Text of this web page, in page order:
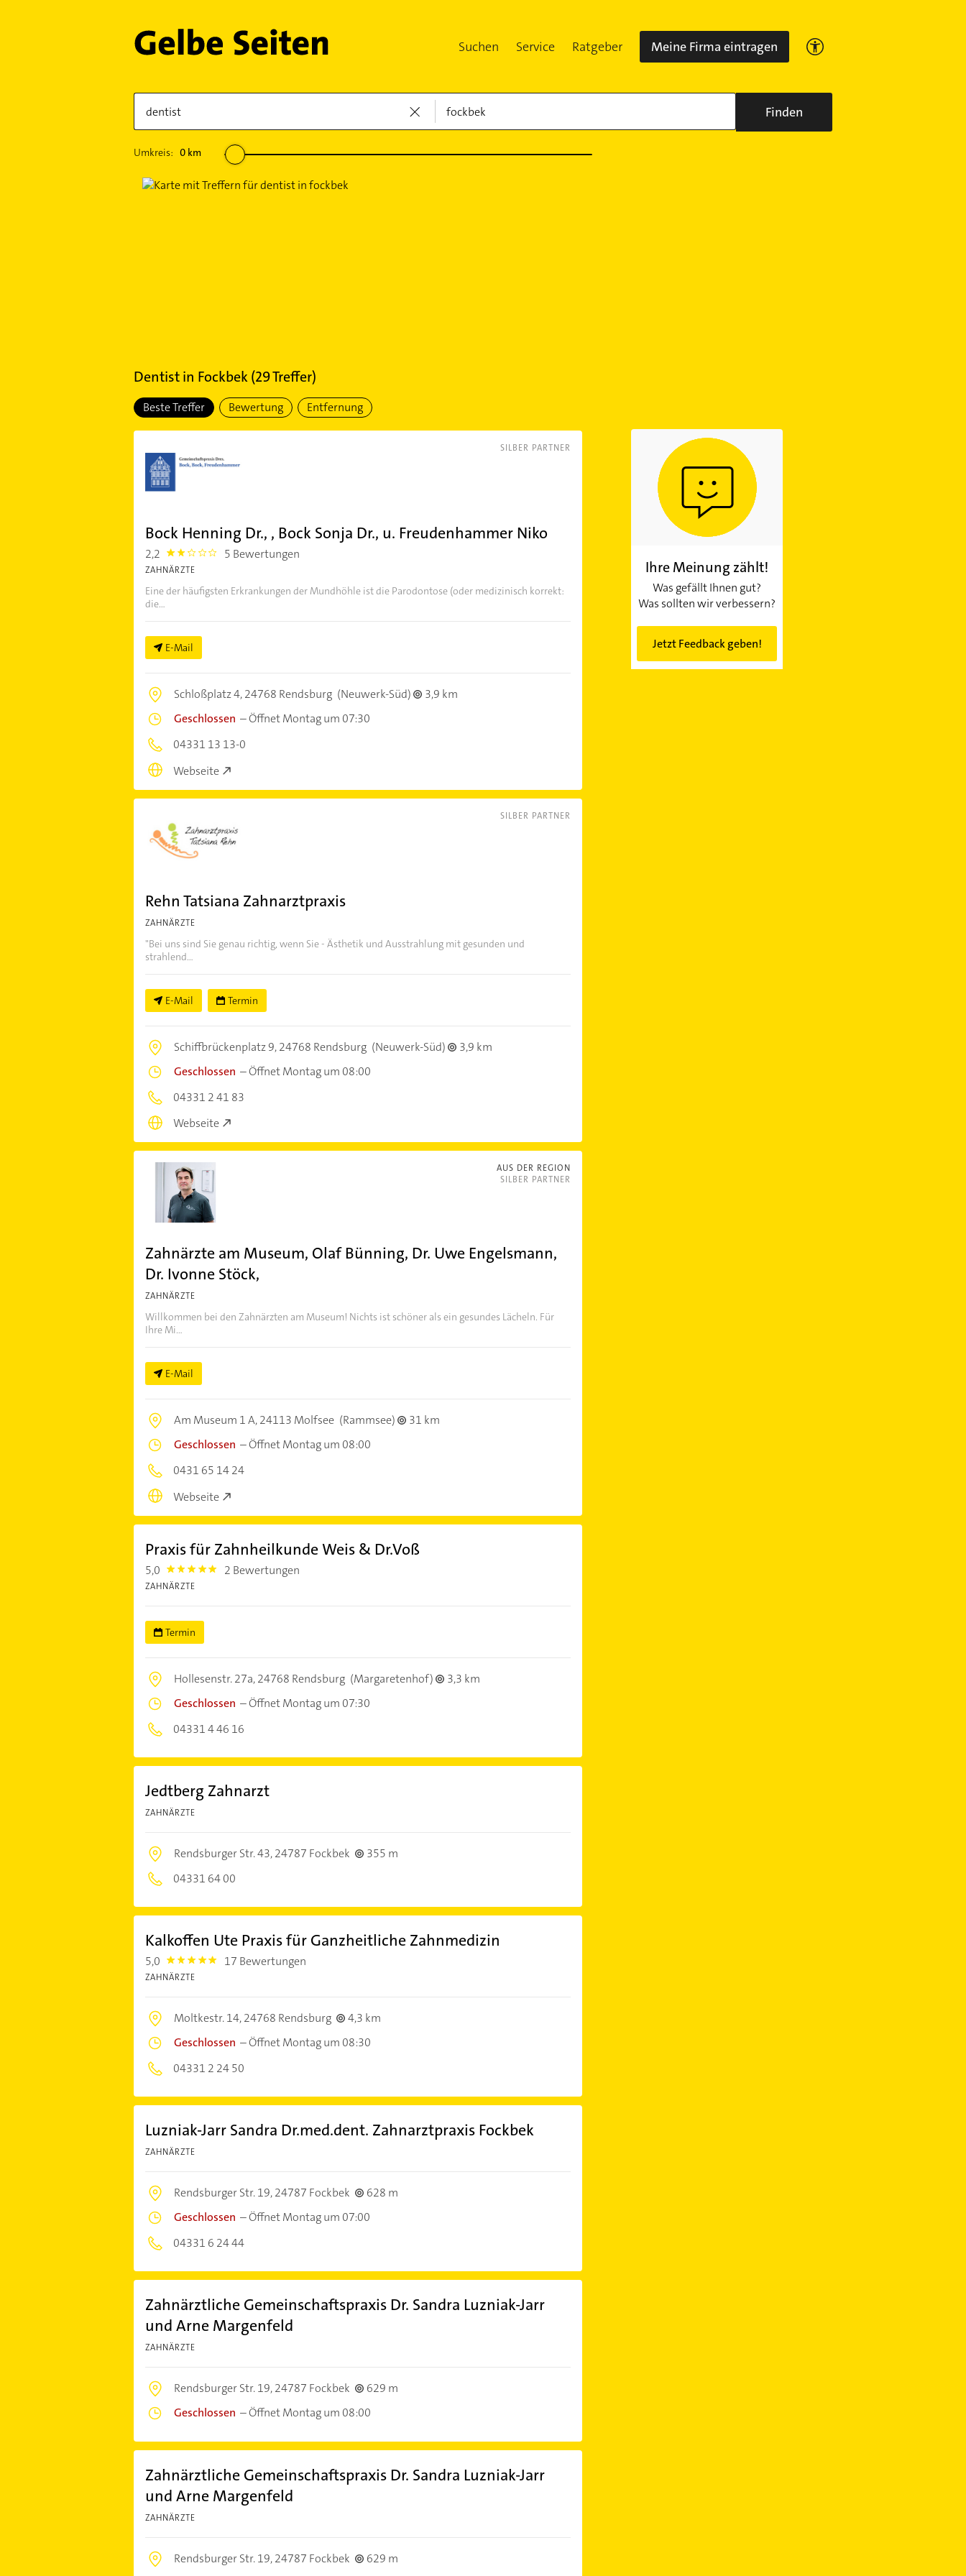
Suchen Service Ratgeber Meine Firma eintragen
Finden
Umkreis: 0km
Dentistin Fockbek(29Treffer)
Beste Treffer Bewertung Entfernung
SILBER PARTNER
Bock Henning Dr., , Bock Sonja Dr., u. Freudenhammer Niko
2,2 2.2 5 Bewertungen
ZAHNÄRZTE
Eine der häufigsten Erkrankungen der Mundhöhle ist die Parodontose (oder medizinisch korrekt:
die...
E-Mail
Schloßplatz 4,24768 Rendsburg (Neuwerk-Süd)
3,9 km
Geschlossen –Öffnet Montag um 07:30
04331 13 13-0
Webseite
SILBER PARTNER
Rehn Tatsiana Zahnarztpraxis
ZAHNÄRZTE
"Bei uns sind Sie genau richtig, wenn Sie - Ästhetik und Ausstrahlung mit gesunden und
strahlend...
E-Mail Termin
Schiffbrückenplatz 9,24768 Rendsburg (Neuwerk-Süd)
3,9 km
Geschlossen –Öffnet Montag um 08:00
04331 2 41 83
Webseite
AUS DER REGION
SILBER PARTNER
Zahnärzte am Museum, Olaf Bünning, Dr. Uwe Engelsmann,
Dr. Ivonne Stöck,
ZAHNÄRZTE
Willkommen bei den Zahnärzten am Museum! Nichts ist schöner als ein gesundes Lächeln. Für
Ihre Mi...
E-Mail
Am Museum 1 A,24113 Molfsee (Rammsee)
31 km
Geschlossen –Öffnet Montag um 08:00
0431 65 14 24
Webseite
Praxis für Zahnheilkunde Weis & Dr.Voß
5,0 5.0 2 Bewertungen
ZAHNÄRZTE
Termin
Hollesenstr. 27a,24768 Rendsburg (Margaretenhof)
3,3 km
Geschlossen –Öffnet Montag um 07:30
04331 4 46 16
Jedtberg Zahnarzt
ZAHNÄRZTE
Rendsburger Str. 43,24787 Fockbek
355 m
04331 64 00
Kalkoffen Ute Praxis für Ganzheitliche Zahnmedizin
5,0 5.0 17 Bewertungen
ZAHNÄRZTE
Moltkestr. 14,24768 Rendsburg
4,3 km
Geschlossen –Öffnet Montag um 08:30
04331 2 24 50
Luzniak-Jarr Sandra Dr.med.dent. Zahnarztpraxis Fockbek
ZAHNÄRZTE
Rendsburger Str. 19,24787 Fockbek
628 m
Geschlossen –Öffnet Montag um 07:00
04331 6 24 44
Zahnärztliche Gemeinschaftspraxis Dr. Sandra Luzniak-Jarr
und Arne Margenfeld
ZAHNÄRZTE
Rendsburger Str. 19,24787 Fockbek
629 m
Geschlossen –Öffnet Montag um 08:00
Zahnärztliche Gemeinschaftspraxis Dr. Sandra Luzniak-Jarr
und Arne Margenfeld
ZAHNÄRZTE
Rendsburger Str. 19,24787 Fockbek
629 m
Ihre Meinung zählt!
Was gefällt Ihnen gut?
Was sollten wir verbessern?
Jetzt Feedback geben!